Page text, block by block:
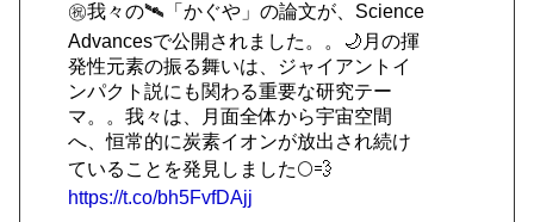
㊗️我々の🛰「かぐや」の論文が、Science
Advancesで公開されました。。🌙月の揮
発性元素の振る舞いは、ジャイアントイ
ンパクト説にも関わる重要な研究テー
マ。。我々は、月面全体から宇宙空間
へ、恒常的に炭素イオンが放出され続け
ていることを発見しました🌕💨
https://t.co/bh5FvfDAjj